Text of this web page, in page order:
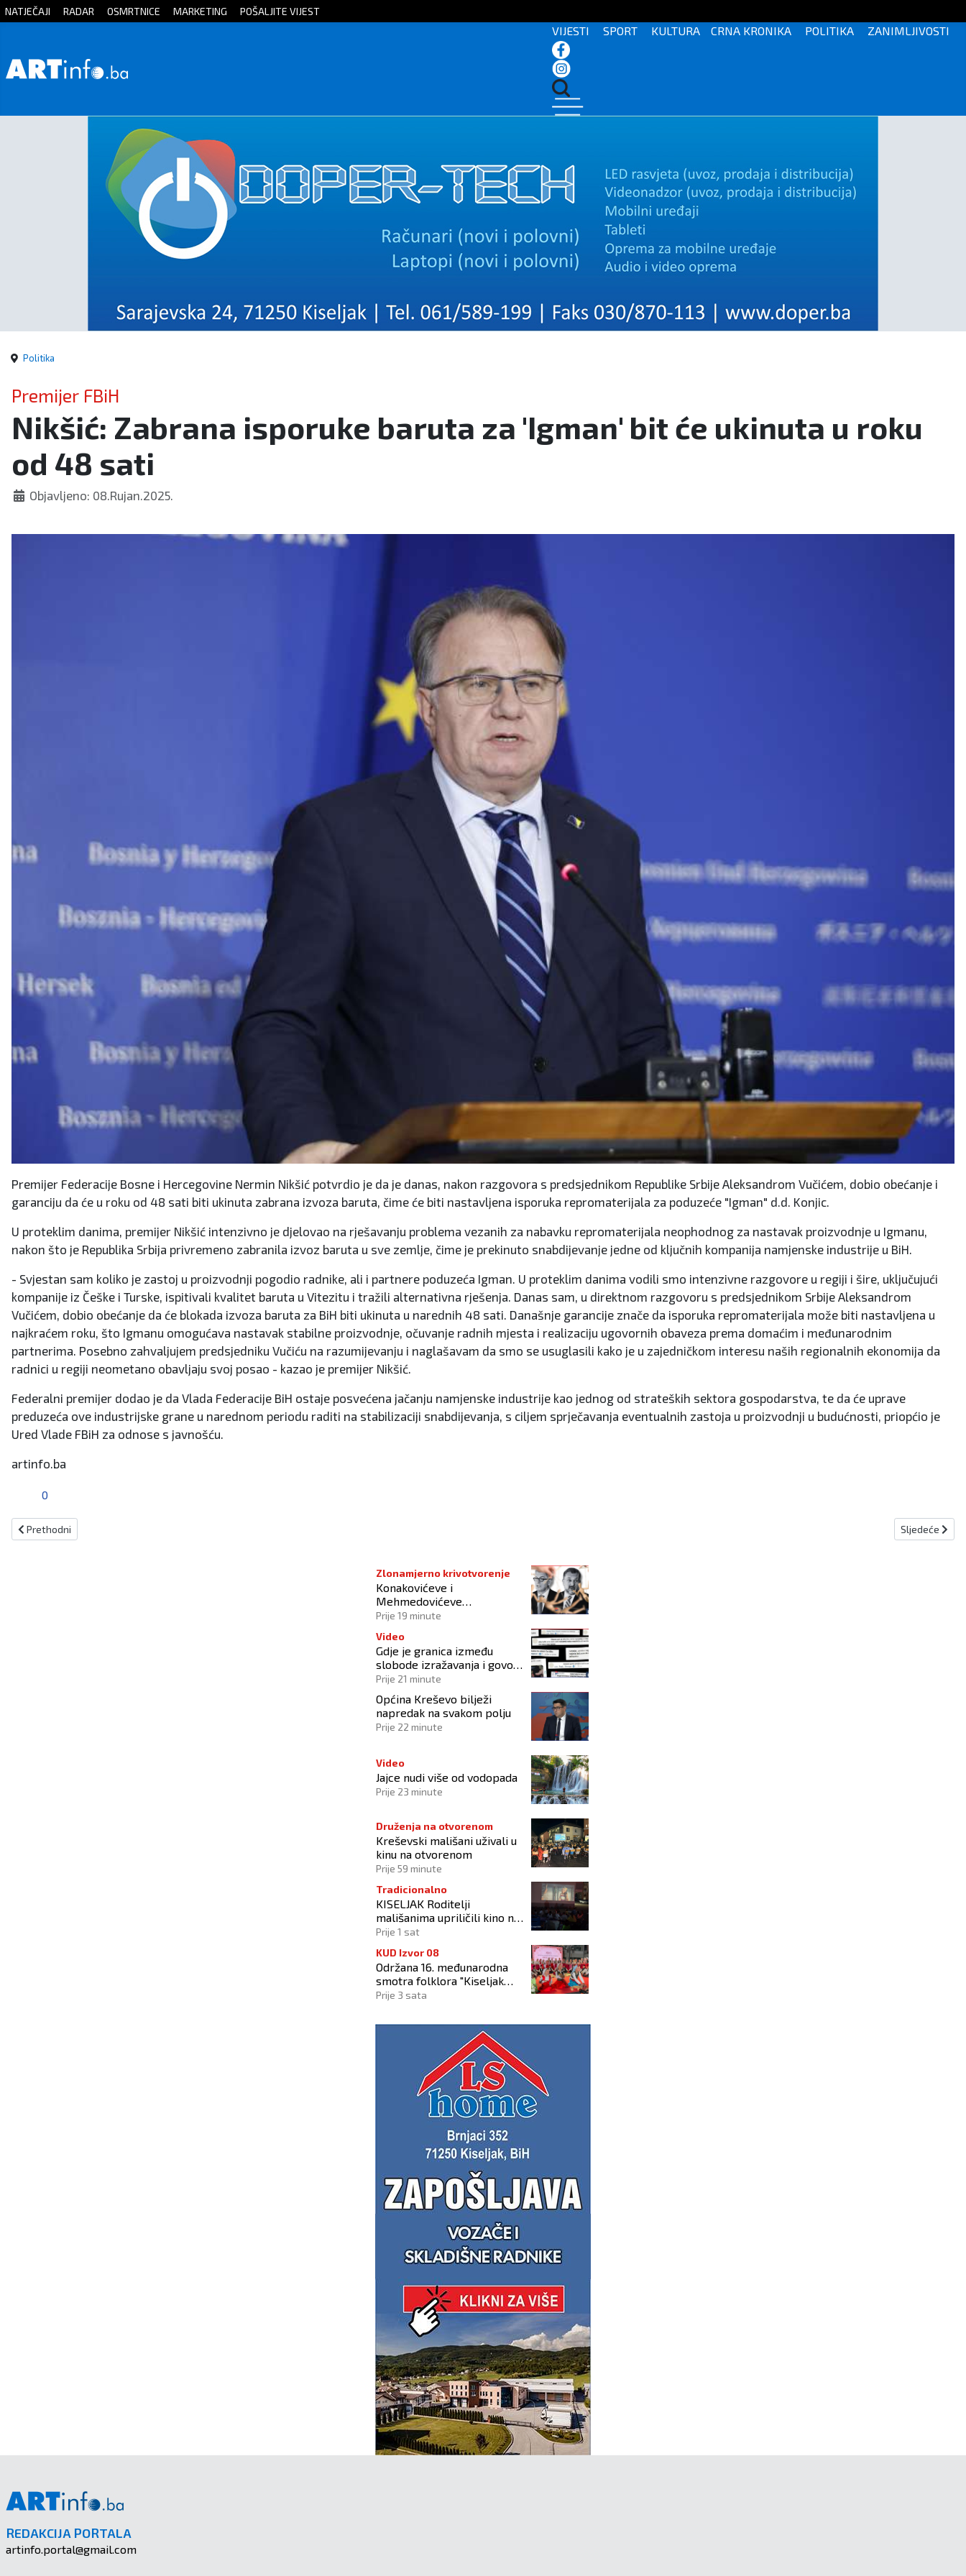
Početna
Zanimljivosti
NATJEČAJI RADAR OSMRTNICE MARKETING POŠALJITE VIJEST
VIJESTI SPORT KULTURA CRNA KRONIKA POLITIKA ZANIMLJIVOSTI
Politika
Premijer FBiH
Nikšić: Zabrana isporuke baruta za 'Igman' bit će ukinuta u roku
od 48 sati
Objavljeno: 08.Rujan.2025.
Premijer Federacije Bosne i Hercegovine Nermin Nikšić potvrdio je da je danas, nakon razgovora s predsjednikom Republike Srbije Aleksandrom Vučićem, dobio obećanje i
garanciju da će u roku od 48 sati biti ukinuta zabrana izvoza baruta, čime će biti nastavljena isporuka repromaterijala za poduzeće "Igman" d.d. Konjic.
U proteklim danima, premijer Nikšić intenzivno je djelovao na rješavanju problema vezanih za nabavku repromaterijala neophodnog za nastavak proizvodnje u Igmanu,
nakon što je Republika Srbija privremeno zabranila izvoz baruta u sve zemlje, čime je prekinuto snabdijevanje jedne od ključnih kompanija namjenske industrije u BiH.
- Svjestan sam koliko je zastoj u proizvodnji pogodio radnike, ali i partnere poduzeća Igman. U proteklim danima vodili smo intenzivne razgovore u regiji i šire, uključujući
kompanije iz Češke i Turske, ispitivali kvalitet baruta u Vitezitu i tražili alternativna rješenja. Danas sam, u direktnom razgovoru s predsjednikom Srbije Aleksandrom
Vučićem, dobio obećanje da će blokada izvoza baruta za BiH biti ukinuta u narednih 48 sati. Današnje garancije znače da isporuka repromaterijala može biti nastavljena u
najkraćem roku, što Igmanu omogućava nastavak stabilne proizvodnje, očuvanje radnih mjesta i realizaciju ugovornih obaveza prema domaćim i međunarodnim
partnerima. Posebno zahvaljujem predsjedniku Vučiću na razumijevanju i naglašavam da smo se usuglasili kako je u zajedničkom interesu naših regionalnih ekonomija da
radnici u regiji neometano obavljaju svoj posao - kazao je premijer Nikšić.
Federalni premijer dodao je da Vlada Federacije BiH ostaje posvećena jačanju namjenske industrije kao jednog od strateških sektora gospodarstva, te da će uprave
preduzeća ove industrijske grane u narednom periodu raditi na stabilizaciji snabdijevanja, s ciljem sprječavanja eventualnih zastoja u proizvodnji u budućnosti, priopćio je
Ured Vlade FBiH za odnose s javnošću.
artinfo.ba
0
Prethodni članak: Neaktivnost ima svoju cijenu, BiH riskira gubitak fondova
Prethodni Sljedeći
Sljedeće
Zlonamjerno krivotvorenje
Konakovićeve i
Mehmedovićeve
manipulacije ne osporavaju
Prije 19 minute
Video
Gdje je granica između
slobode izražavanja i govora
mržnje?
Prije 21 minute
Općina Kreševo bilježi
napredak na svakom polju
Prije 22 minute
Video
Jajce nudi više od vodopada
Prije 23 minute
Druženja na otvorenom
Kreševski mališani uživali u
kinu na otvorenom
Prije 59 minute
Tradicionalno
KISELJAK Roditelji
mališanima upriličili kino na
otvorenom
Prije 1 sat
KUD Izvor 08
Održana 16. međunarodna
smotra folklora "Kiseljak
2026"
Prije 3 sata
REDAKCIJA PORTALA
artinfo.portal@gmail.com